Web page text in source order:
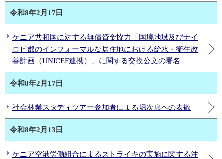
令和8年2月17日
ケニア共和国に対する無償資金協力「国境地域及びナイ
ロビ郡のインフォーマルな居住地における給水・衛生改
善計画（UNICEF連携）」に関する交換公文の署名
令和8年2月17日
社会林業スタディツアー参加者による堀次席への表敬
令和8年2月13日
ケニア空港労働組合によるストライキの実施に関する注